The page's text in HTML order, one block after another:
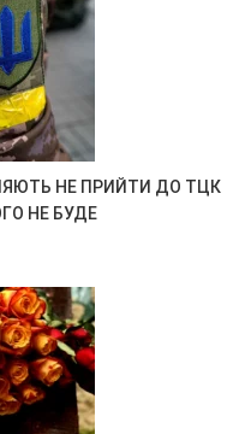
НЕ ПРИЙТИ ДО ТЦК
НЕ БУДЕ